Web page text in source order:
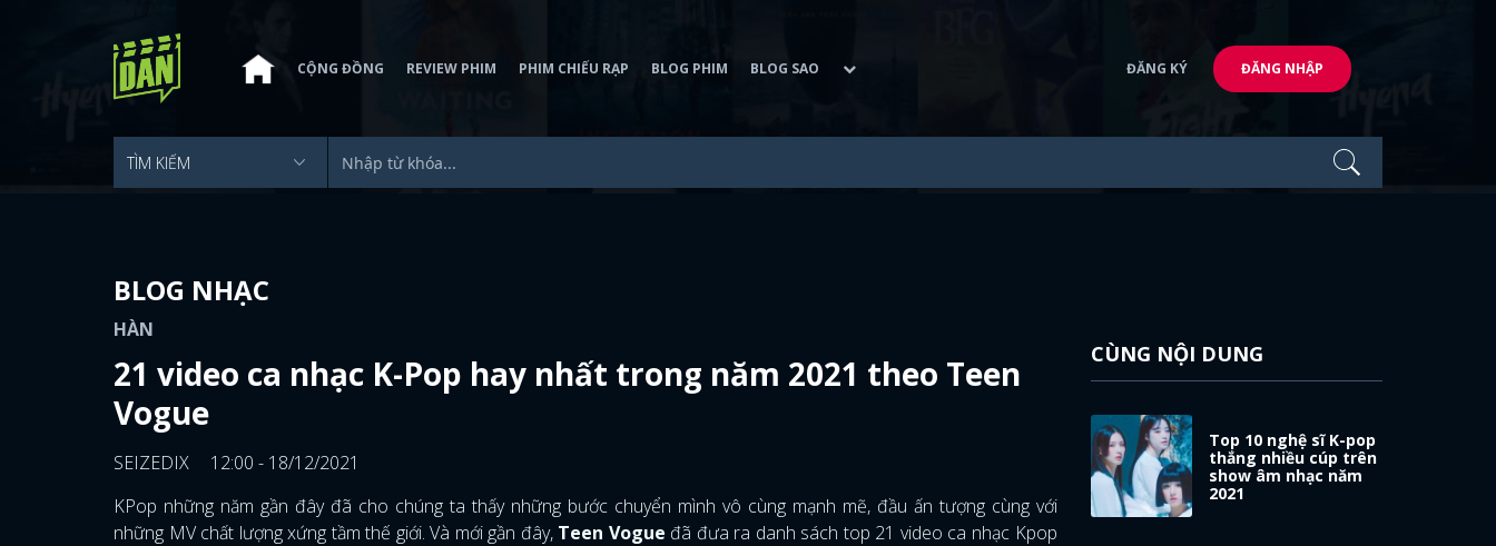
CỘNG ĐỒNG REVIEW PHIM PHIM CHIẾU RẠP BLOG PHIM BLOG SAO ĐĂNG KÝ ĐĂNG NHẬP
BLOG NHẠC
HÀN
21 video ca nhạc K-Pop hay nhất trong năm 2021 theo Teen
Vogue
SEIZEDIX
12:00 - 18/12/2021
KPop những năm gần đây đã cho chúng ta thấy những bước chuyển mình vô cùng mạnh mẽ, đầu ấn tượng cùng với
những MV chất lượng xứng tầm thế giới. Và mới gần đây, Teen Vogue đã đưa ra danh sách top 21 video ca nhạc Kpop
CÙNG NỘI DUNG
Top 10 nghệ sĩ K-pop
thắng nhiều cúp trên
show âm nhạc năm
2021